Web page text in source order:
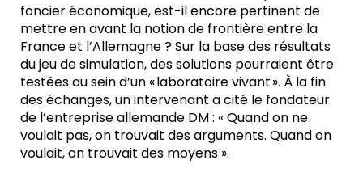
foncier économique, est-il encore pertinent de
mettre en avant la notion de frontière entre la
France et l’Allemagne ? Sur la base des résultats
du jeu de simulation, des solutions pourraient être
testées au sein d’un « laboratoire vivant ». À la fin
des échanges, un intervenant a cité le fondateur
de l’entreprise allemande DM : « Quand on ne
voulait pas, on trouvait des arguments. Quand on
voulait, on trouvait des moyens ».